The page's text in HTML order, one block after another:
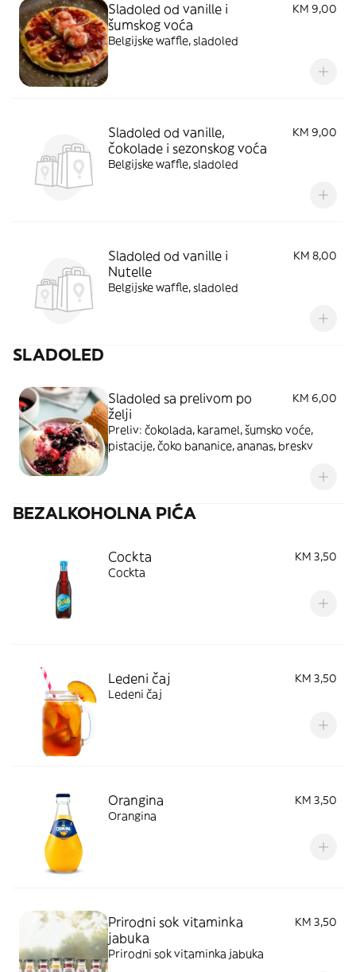
Sladoled od vanille i
šumskog voća
KM 9,00
Belgijske waffle, sladoled
Sladoled od vanille,
čokolade i sezonskog voća
KM 9,00
Belgijske waffle, sladoled
Sladoled od vanille i
Nutelle
KM 8,00
Belgijske waffle, sladoled
SLADOLED
Sladoled sa prelivom po
želji
KM 6,00
Preliv: čokolada, karamel, šumsko voće,
pistacije, čoko bananice, ananas, breskv
BEZALKOHOLNA PIĆA
Cockta
KM 3,50
Cockta
Ledeni čaj
KM 3,50
Ledeni čaj
Orangina
KM 3,50
Orangina
Prirodni sok vitaminka
jabuka
KM 3,50
Prirodni sok vitaminka jabuka